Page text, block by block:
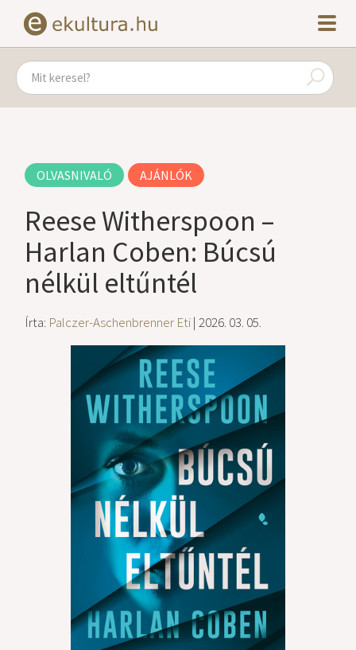
OLVASNIVALÓ AJÁNLÓK
Reese Witherspoon –
Harlan Coben: Búcsú
nélkül eltűntél
Írta: Palczer-Aschenbrenner Eti| 2026. 03. 05.